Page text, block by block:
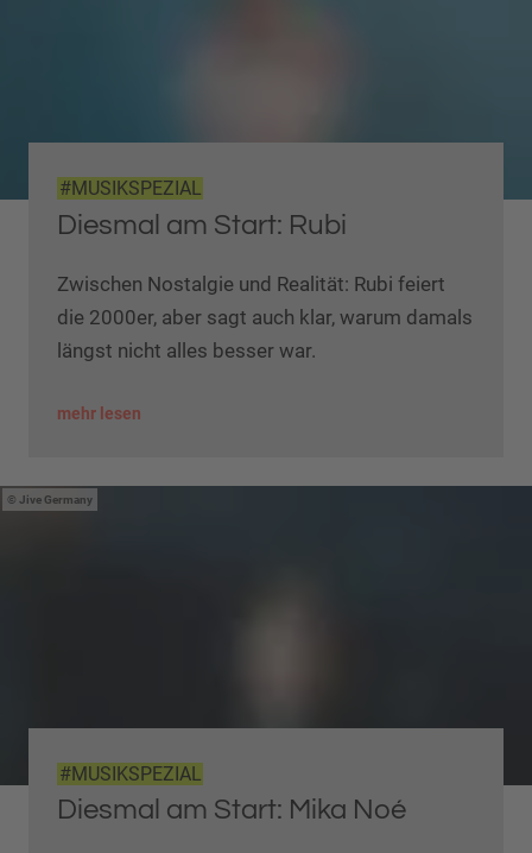
#MUSIKSPEZIAL
Diesmal am Start: Rubi
Zwischen Nostalgie und Realität: Rubi feiert
die 2000er, aber sagt auch klar, warum damals
längst nicht alles besser war.
mehr lesen
Jive Germany
#MUSIKSPEZIAL
Diesmal am Start: Mika Noé